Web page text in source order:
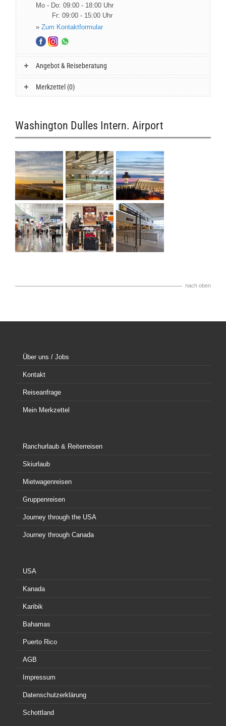
Mo - Do: 09:00 - 18:00 Uhr
Fr: 09:00 - 15:00 Uhr
» Zum Kontaktformular
Angebot & Reiseberatung
Merkzettel (0)
Washington Dulles Intern. Airport
nach oben
Über uns / Jobs
Kontakt
Reiseanfrage
Mein Merkzettel
Ranchurlaub & Reiterreisen
Skiurlaub
Mietwagenreisen
Gruppenreisen
Journey through the USA
Journey through Canada
USA
Kanada
Karibik
Bahamas
Puerto Rico
AGB
Impressum
Datenschutzerklärung
Schottland